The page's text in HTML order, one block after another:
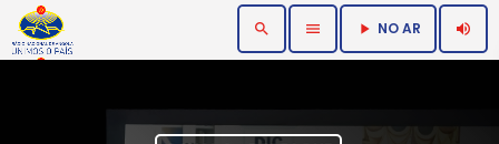
search menu play_arrow NO AR volume_up